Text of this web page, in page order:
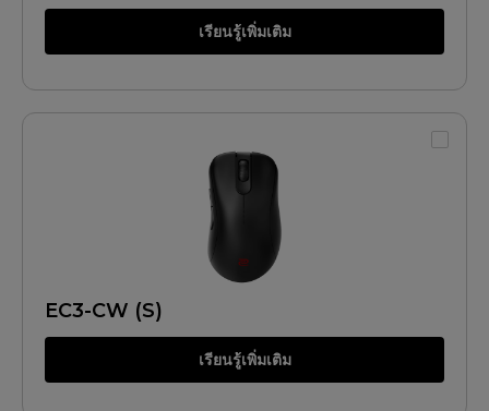
เรียนรู้เพิ่มเติม
EC3-CW (S)
เรียนรู้เพิ่มเติม